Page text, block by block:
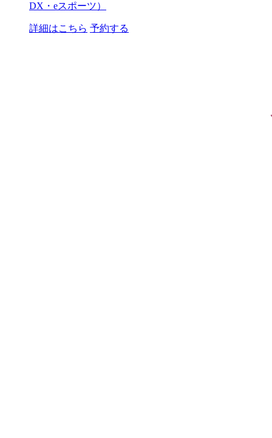
DX・eスポーツ）
詳細はこちら 予約する